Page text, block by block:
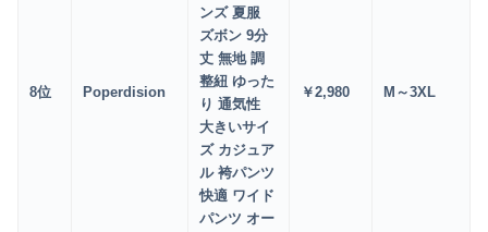
8位 Poperdision
ンズ 夏服
ズボン 9分
丈 無地 調
整紐 ゆった
り 通気性
大きいサイ
ズ カジュア
ル 袴パンツ
快適 ワイド
パンツ オー
￥2,980 M～3XL